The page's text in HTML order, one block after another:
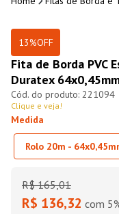
13%OFF
Fita de Borda PVC
Duratex
221094
Clique e veja!
Medida
Rolo 20m -
R$ 165,01
R$ 136,32 com